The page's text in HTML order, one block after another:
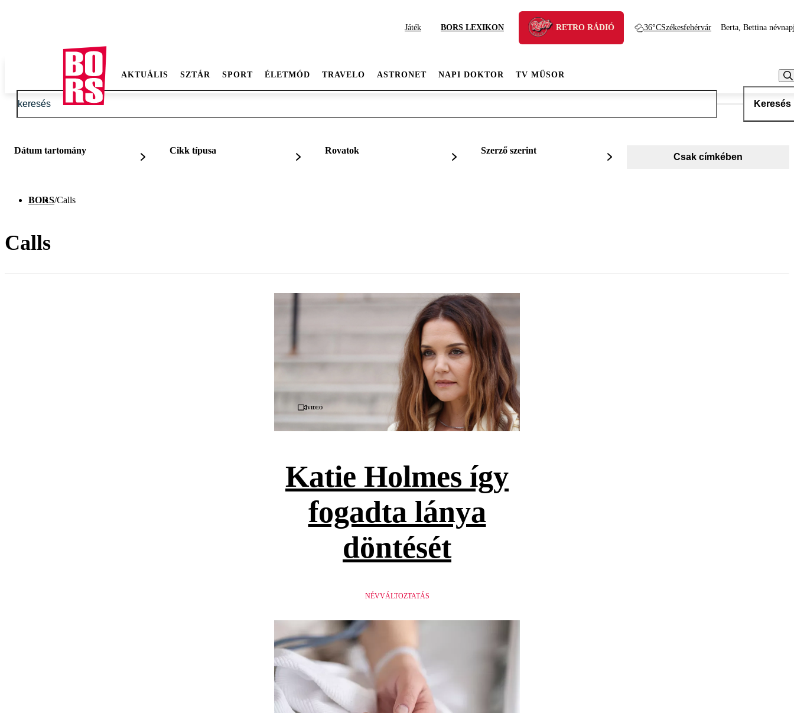
Játék BORS LEXIKON RETRO RÁDIÓ 36°CSzékesfehérvár Berta, Bettina
AKTUÁLIS SZTÁR SPORT ÉLETMÓD TRAVELO ASTRONET NAPI DOKTOR TV MŰSOR
Keresés
Dátum tartomány Cikk típusa Rovatok Szerző szerint
Csak címkében
BORS/Calls
Calls
Videó
Katie Holmes így
fogadta lánya
döntését
NÉVVÁLTOZTATÁS